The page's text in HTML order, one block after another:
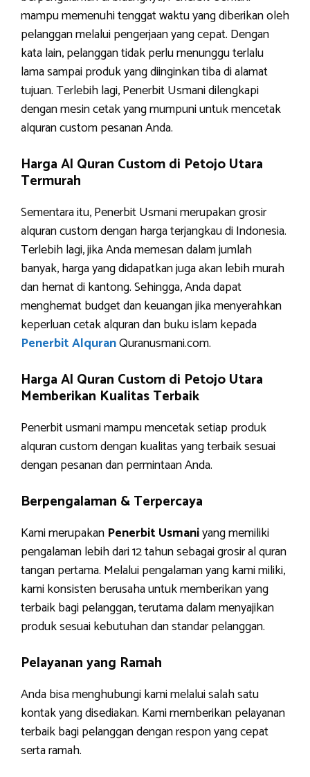
mampu memenuhi tenggat waktu yang diberikan oleh
pelanggan melalui pengerjaan yang cepat. Dengan
kata lain, pelanggan tidak perlu menunggu terlalu
lama sampai produk yang diinginkan tiba di alamat
tujuan. Terlebih lagi, Penerbit Usmani dilengkapi
dengan mesin cetak yang mumpuni untuk mencetak
alquran custom pesanan Anda.
Harga Al Quran Custom di Petojo Utara
Termurah
Sementara itu, Penerbit Usmani merupakan grosir
alquran custom dengan harga terjangkau di Indonesia.
Terlebih lagi, jika Anda memesan dalam jumlah
banyak, harga yang didapatkan juga akan lebih murah
dan hemat di kantong. Sehingga, Anda dapat
menghemat budget dan keuangan jika menyerahkan
keperluan cetak alquran dan buku islam kepada
Penerbit AlquranQuranusmani.com.
Harga Al Quran Custom di Petojo Utara
Memberikan Kualitas Terbaik
Penerbit usmani mampu mencetak setiap produk
alquran custom dengan kualitas yang terbaik sesuai
dengan pesanan dan permintaan Anda.
Berpengalaman & Terpercaya
Kami merupakan Penerbit Usmaniyang memiliki
pengalaman lebih dari 12 tahun sebagai grosir al quran
tangan pertama. Melalui pengalaman yang kami miliki,
kami konsisten berusaha untuk memberikan yang
terbaik bagi pelanggan, terutama dalam menyajikan
produk sesuai kebutuhan dan standar pelanggan.
Pelayanan yang Ramah
Anda bisa menghubungi kami melalui salah satu
kontak yang disediakan. Kami memberikan pelayanan
terbaik bagi pelanggan dengan respon yang cepat
serta ramah.